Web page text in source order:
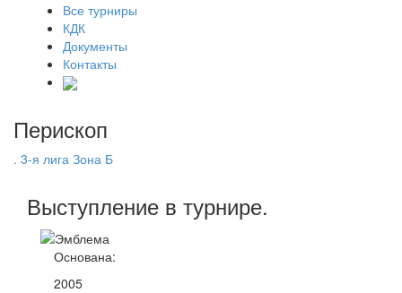
Все турниры
КДК
Документы
Контакты
Перископ
. 3-я лига Зона Б
Выступление в турнире.
Основана:
2005